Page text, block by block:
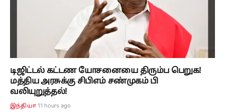
டிஜிட்டல் கட்டண யோசனையை திரும்ப பெறுக!
மத்திய அரசுக்கு சிபிஎம் சண்முகம் பி
வலியுறுத்தல்!
இந்தியா 11 hours ago